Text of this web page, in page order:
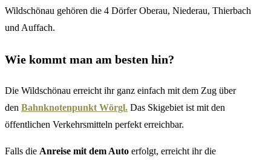
Wildschönau gehören die 4 Dörfer Oberau, Niederau, Thierbach
und Auffach.
Wie kommt man am besten hin?
Die Wildschönau erreicht ihr ganz einfach mit dem Zug über
den Bahnknotenpunkt Wörgl. Das Skigebiet ist mit den
öffentlichen Verkehrsmitteln perfekt erreichbar.
Falls die Anreise mit dem Auto erfolgt, erreicht ihr die